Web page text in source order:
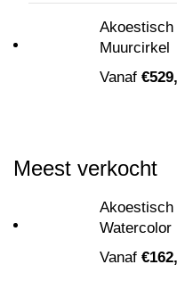
Akoestisch
Muurcirkel
Vanaf €
Meest verkocht
Watercolor
Vanaf €